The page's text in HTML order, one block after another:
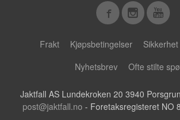
Frakt Kjøpsbetingelser
Nyhetsbrev
Ofte stilte
Jaktfall AS Lundekroken 20 3940
post@jaktfall.no - Foretaksregisteret NO